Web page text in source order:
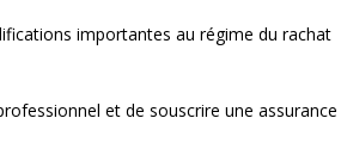
importantes au régime du rachat
et de souscrire une assurance